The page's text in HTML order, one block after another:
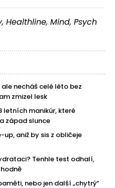
, Healthline, Mind, Psych
ale necháš celé léto bez
zmizel lesk
letních manikúr, které
západ slunce
up, aniž by sis z obličeje
Tenhle test odhalí,
nebo jen další „chytrý“